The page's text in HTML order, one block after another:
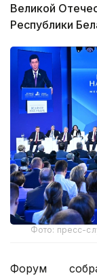
Великой
Республики
Фото: пресс-
Форум